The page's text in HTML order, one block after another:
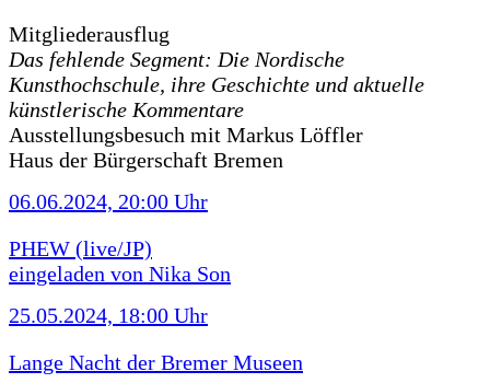
Mitgliederausflug
Das fehlende Segment: Die Nordische
Kunsthochschule, ihre Geschichte und aktuelle
künstlerische Kommentare
Ausstellungsbesuch mit Markus Löffler
Haus der Bürgerschaft Bremen
06.06.2024, 20:00 Uhr
PHEW (live/JP)
eingeladen von Nika Son
25.05.2024, 18:00 Uhr
Lange Nacht der Bremer Museen